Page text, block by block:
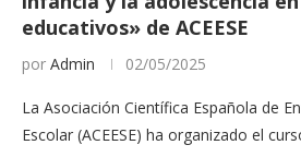
educativos» de ACEESE
por Admin 02/05/2025
La Asociación Científica Española de
Escolar (ACEESE) ha organizado el